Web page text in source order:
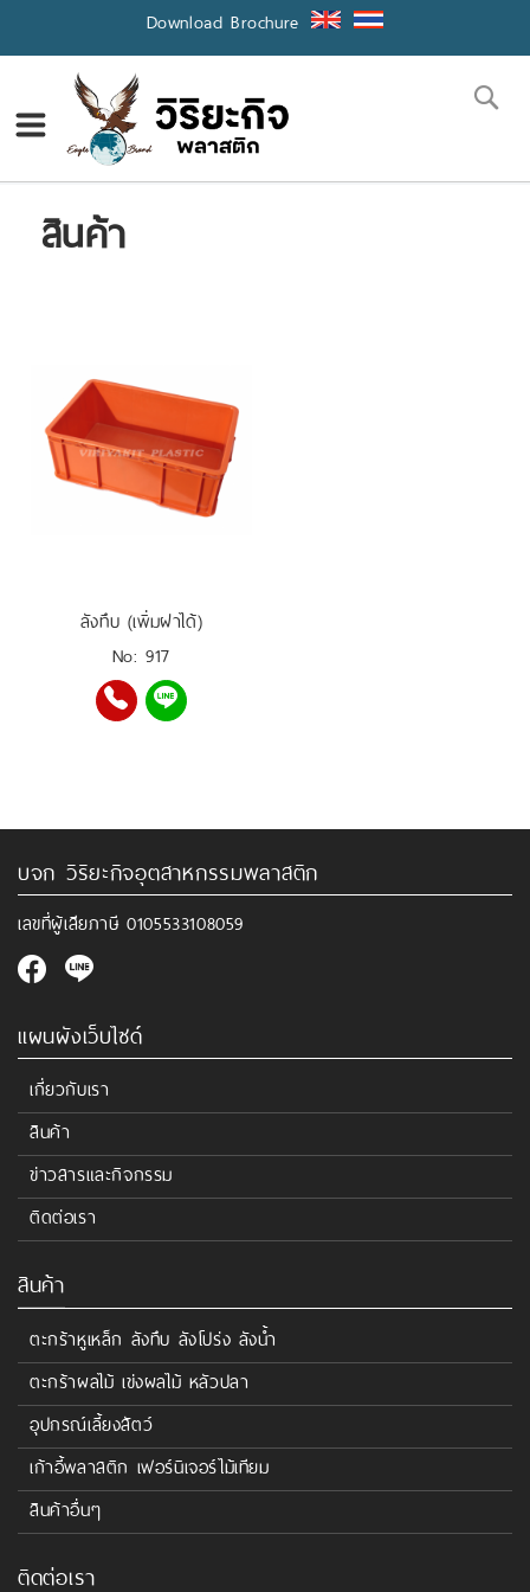
Skip
to
Download Brochure
สินค้า
ลังทึบ (เพิ่มฝาได้)
No: 917
บจก วิริยะกิจอุตสาหกรรมพลาสติก
เลขที่ผู้เสียภาษี0105533108059
แผนผังเว็บไซด์
เกี่ยวกับเรา
สินค้า
ข่าวสารและกิจกรรม
ติดต่อเรา
สินค้า
ตะกร้าหูเหล็ก ลังทึบ ลังโปร่ง ลังน้ำ
ตะกร้าผลไม้ เข่งผลไม้ หลัวปลา
อุปกรณ์เลี้ยงสัตว์
เก้าอี้พลาสติก เฟอร์นิเจอร์ไม้เทียม
สินค้าอื่นๆ
ติดต่อเรา